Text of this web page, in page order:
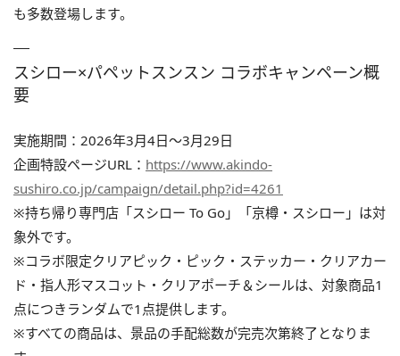
も多数登場します。
スシロー×パペットスンスン コラボキャンペーン概
要
実施期間：2026年3月4日〜3月29日
企画特設ページURL： https://www.akindo-
sushiro.co.jp/campaign/detail.php?id=4261
※持ち帰り専門店「スシロー To Go」「京樽・スシロー」は対
象外です。
※コラボ限定クリアピック・ピック・ステッカー・クリアカー
ド・指人形マスコット・クリアポーチ＆シールは、対象商品1
点につきランダムで1点提供します。
※すべての商品は、景品の手配総数が完売次第終了となりま